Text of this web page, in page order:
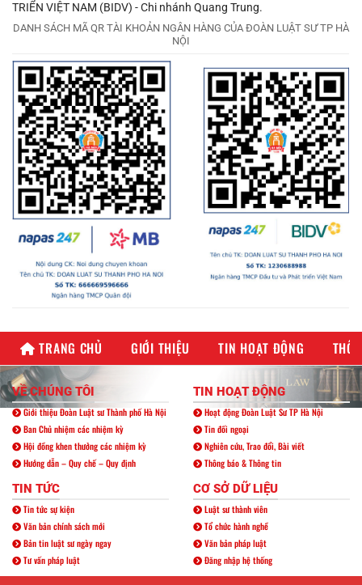
TRIỂN VIỆT NAM (BIDV) - Chi nhánh Quang Trung.
DANH SÁCH MÃ QR TÀI KHOẢN NGÂN HÀNG CỦA ĐOÀN LUẬT SƯ TP HÀ
NỘI
TRANG CHỦ GIỚI THIỆU TIN HOẠT ĐỘNG
VỀ CHÚNG TÔI
Giới thiệu Đoàn Luật sư Thành phố Hà Nội
Ban Chủ nhiệm các nhiệm kỳ
Hội đồng khen thưởng các nhiệm kỳ
Hướng dẫn – Quy chế – Quy định
TIN HOẠT ĐỘNG
Hoạt động Đoàn Luật Sư TP Hà Nội
Tin đối ngoại
Nghiên cứu, Trao đổi, Bài viết
Thông báo & Thông tin
TIN TỨC
Tin tức sự kiện
Văn bản chính sách mới
Bản tin luật sư ngày ngay
Tư vấn pháp luật
CƠ SỞ DỮ LIỆU
Luật sư thành viên
Tổ chức hành nghề
Văn bản pháp luật
Đăng nhập hệ thống